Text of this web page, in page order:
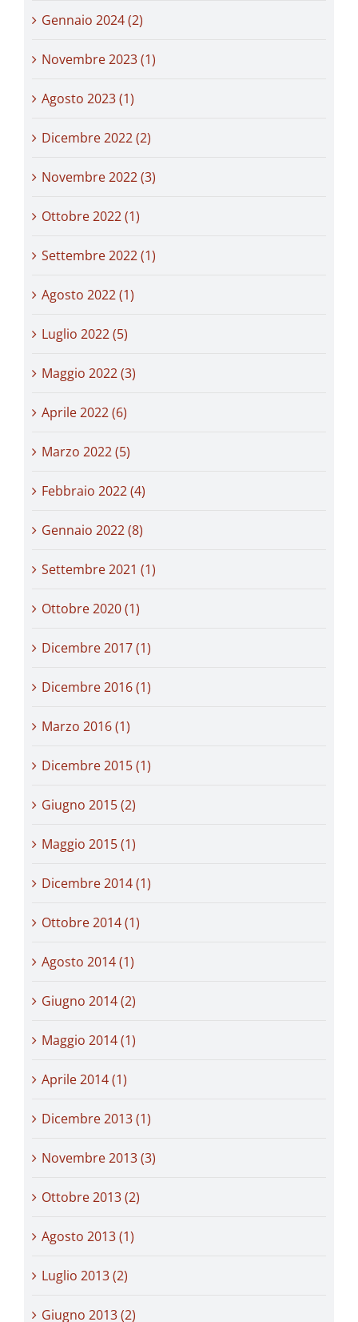
Gennaio 2024 (2)
Novembre 2023 (1)
Agosto 2023 (1)
Dicembre 2022 (2)
Novembre 2022 (3)
Ottobre 2022 (1)
Settembre 2022 (1)
Agosto 2022 (1)
Luglio 2022 (5)
Maggio 2022 (3)
Aprile 2022 (6)
Marzo 2022 (5)
Febbraio 2022 (4)
Gennaio 2022 (8)
Settembre 2021 (1)
Ottobre 2020 (1)
Dicembre 2017 (1)
Dicembre 2016 (1)
Marzo 2016 (1)
Dicembre 2015 (1)
Giugno 2015 (2)
Maggio 2015 (1)
Dicembre 2014 (1)
Ottobre 2014 (1)
Agosto 2014 (1)
Giugno 2014 (2)
Maggio 2014 (1)
Aprile 2014 (1)
Dicembre 2013 (1)
Novembre 2013 (3)
Ottobre 2013 (2)
Agosto 2013 (1)
Luglio 2013 (2)
Giugno 2013 (2)